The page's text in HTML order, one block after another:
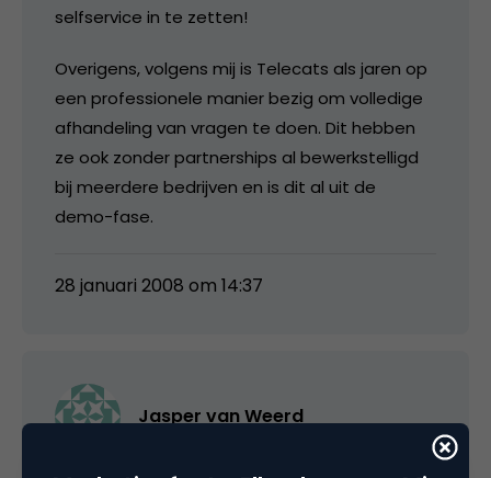
selfservice in te zetten!
Overigens, volgens mij is Telecats als jaren op
een professionele manier bezig om volledige
afhandeling van vragen te doen. Dit hebben
ze ook zonder partnerships al bewerkstelligd
bij meerdere bedrijven en is dit al uit de
demo-fase.
28 januari 2008 om 14:37
Jasper van Weerd